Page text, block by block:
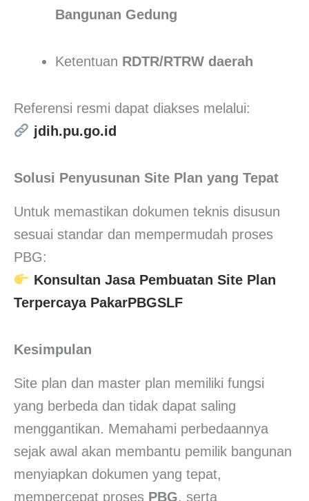
Bangunan Gedung
Ketentuan RDTR/RTRW daerah
Referensi resmi dapat diakses melalui:
jdih.pu.go.id
Solusi Penyusunan Site Plan yang Tepat
Untuk memastikan dokumen teknis disusun
sesuai standar dan mempermudah proses
PBG:
Konsultan Jasa Pembuatan Site Plan
Terpercaya PakarPBGSLF
Kesimpulan
Site plan dan master plan memiliki fungsi
yang berbeda dan tidak dapat saling
menggantikan. Memahami perbedaannya
sejak awal akan membantu pemilik bangunan
menyiapkan dokumen yang tepat,
mempercepat proses PBG, serta